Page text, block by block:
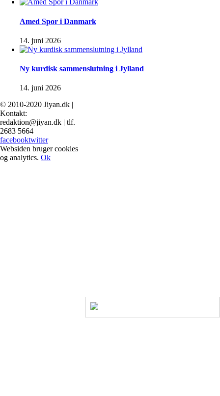
Amed Spor i Danmark
14. juni 2026
Ny kurdisk sammenslutning i Jylland
14. juni 2026
© 2010-2020 Jiyan.dk |
Kontakt:
redaktion@jiyan.dk | tlf.
2683 5664
facebooktwitter
Websiden bruger cookies
og analytics. Ok